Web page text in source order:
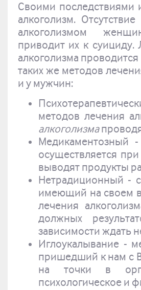
Своими последствиями
алкоголизм.
алкоголизмом
приводит их к суициду.
алкоголизма
таких же методов
и у мужчин:
методов лечения
алкоголизма
Медикаментозный
осуществляется
выводят продукты
Нетрадиционный -
имеющий на своем
лечения
должных
зависимости ждать
Иглоукалывание -
пришедший к нам с
на точки в
психологическое и